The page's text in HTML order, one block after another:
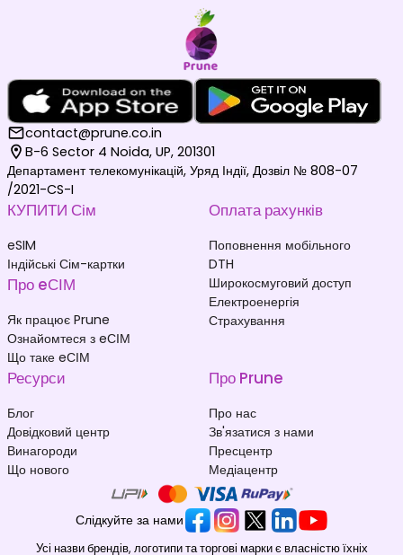
contact@prune.co.in
B-6 Sector 4 Noida, UP, 201301
Департамент телекомунікацій, Уряд Індії, Дозвіл № 808-07
/2021-CS-I
КУПИТИ Сім
eSIM
Індійські Сім-картки
Про eСІМ
Як працює Prune
Ознайомтеся з eСІМ
Що таке eСІМ
Оплата рахунків
Поповнення мобільного
DTH
Широкосмуговий доступ
Електроенергія
Страхування
Ресурси
Блог
Довідковий центр
Винагороди
Що нового
Про Prune
Про нас
Зв'язатися з нами
Пресцентр
Медіацентр
Слідкуйте за нами
Усі назви брендів, логотипи та торгові марки є власністю їхніх